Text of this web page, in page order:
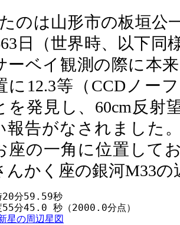
のは山形市の板垣公
日（世界時、以下同
ーベイ観測の際に本
に12.3等（CCDノー
を発見し、60cm反射
報告がなされました
座の一角に位置して
んかく座の銀河M33
20分59.59秒
分45.0 秒（2000.0分点）
星の周辺星図